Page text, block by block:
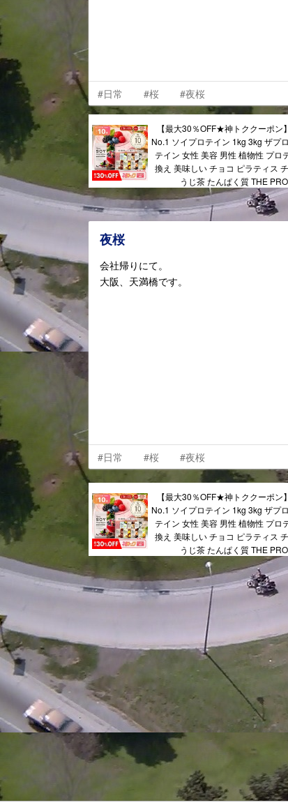
#日常 #桜 #夜桜
【最大30％OFF★神トククーポン
No.1 ソイプロテイン 1kg 3kg ザプ
テイン 女性 美容 男性 植物性 プロ
換え 美味しい チョコ ピラティス
うじ茶 たんぱく質 THE
夜桜
会社帰りにて。
大阪、天満橋です。
#日常 #桜 #夜桜
【最大30％OFF★神トククーポン
No.1 ソイプロテイン 1kg 3kg ザプ
テイン 女性 美容 男性 植物性 プロ
換え 美味しい チョコ ピラティス
うじ茶 たんぱく質 THE